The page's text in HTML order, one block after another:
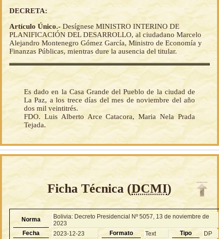
DECRETA:
Artículo Único.- Desígnese MINISTRO INTERINO DE
PLANIFICACIÓN DEL DESARROLLO, al ciudadano Marcelo
Alejandro Montenegro Gómez García, Ministro de Economía y
Finanzas Públicas, mientras dure la ausencia del titular.
Es dado en la Casa Grande del Pueblo de la ciudad de
La Paz, a los trece días del mes de noviembre del año
dos mil veintitrés.
FDO. Luis Alberto Arce Catacora, Maria Nela Prada
Tejada.
Ficha Técnica (DCMI)
Norma
Bolivia: Decreto Presidencial Nº 5057, 13 de noviembre de
2023
Fecha
2023-12-23 Formato Text Tipo
DP